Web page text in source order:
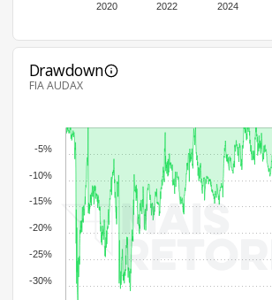
2020 2022 2024
Drawdown
FIA AUDAX
-30%
-25%
-20%
-15%
-10%
-5%